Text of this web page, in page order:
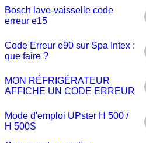
Bosch lave-vaisselle code
erreur e15
Code Erreur e90 sur Spa Intex :
que faire ?
MON RÉFRIGÉRATEUR
AFFICHE UN CODE ERREUR
Mode d'emploi UPster H 500 /
H 500S